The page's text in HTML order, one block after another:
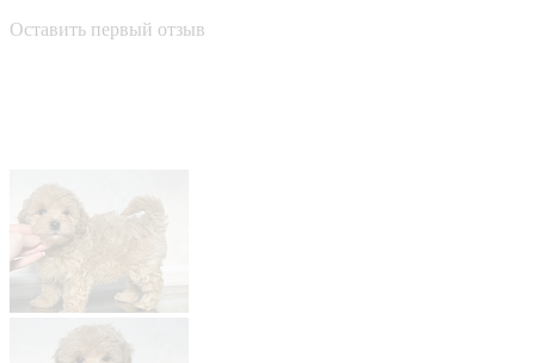
Оставить первый отзыв